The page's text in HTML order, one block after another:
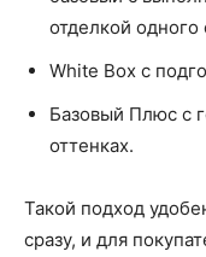
отделкой одного
White Box с
Базовый Плюс с
оттенках.
Такой подход
сразу, и для